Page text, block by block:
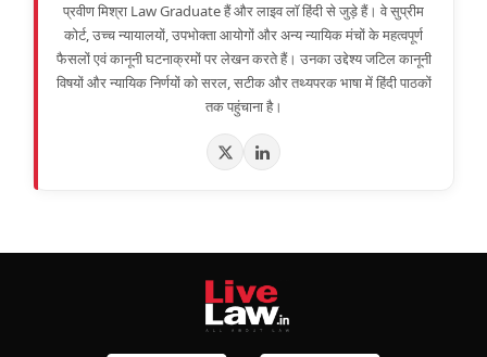
प्रवीण मिश्रा Law Graduate हैं और लाइव लॉ हिंदी से जुड़े हैं। वे सुप्रीम
कोर्ट, उच्च न्यायालयों, उपभोक्ता आयोगों और अन्य न्यायिक मंचों के महत्वपूर्ण
फैसलों एवं कानूनी घटनाक्रमों पर लेखन करते हैं। उनका उद्देश्य जटिल कानूनी
विषयों और न्यायिक निर्णयों को सरल, सटीक और तथ्यपरक भाषा में हिंदी पाठकों
तक पहुंचाना है।